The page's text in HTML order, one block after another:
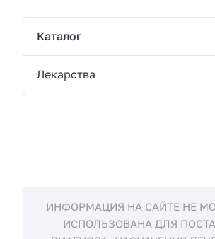
Каталог
Лекарства
ИНФОРМАЦИЯ НА САЙТЕ НЕ
ИСПОЛЬЗОВАНА ДЛЯ